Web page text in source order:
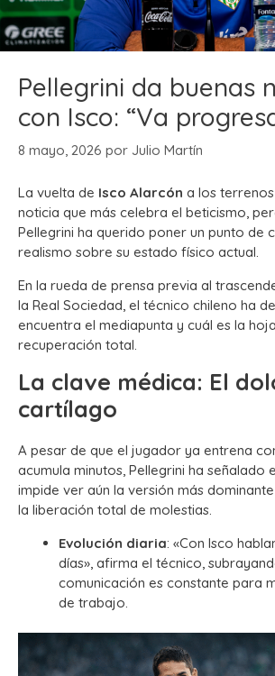
Pellegrini da buenas
con Isco: “Va
8 mayo, 2026 por Julio Martín
La vuelta de Isco Alarcón a los
noticia que más celebra el beticismo,
Pellegrini ha querido poner un punto de
realismo sobre su estado físico actual.
En la rueda de prensa previa al
la Real Sociedad, el técnico chileno ha
encuentra el mediapunta y cuál es la
recuperación total.
La clave médica: El
cartílago
A pesar de que el jugador ya entrena
acumula minutos, Pellegrini ha señalado
impide ver aún la versión más
la liberación total de molestias.
Evolución diaria: «Con Isco
días», afirma el técnico,
comunicación es constante para
de trabajo.